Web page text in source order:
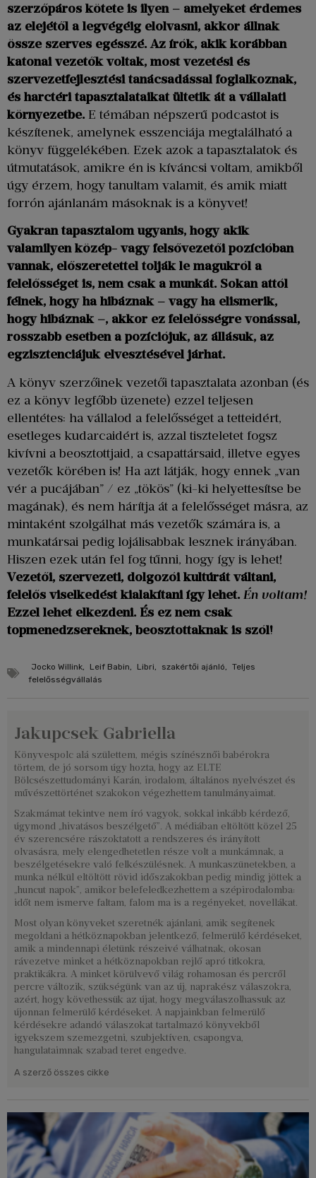
szerzőpáros kötete is ilyen – amelyeket érdemes
az elejétől a legvégéig elolvasni, akkor állnak
össze szerves egésszé. Az írók, akik korábban
katonai vezetők voltak, most vezetési és
szervezetfejlesztési tanácsadással foglalkoznak,
és harctéri tapasztalataikat ültetik át a vállalati
környezetbe. E témában népszerű podcastot is
készítenek, amelynek esszenciája megtalálható a
könyv függelékében. Ezek azok a tapasztalatok és
útmutatások, amikre én is kíváncsi voltam, amikből
úgy érzem, hogy tanultam valamit, és amik miatt
forrón ajánlanám másoknak is a könyvet!
Gyakran tapasztalom ugyanis, hogy akik
valamilyen közép- vagy felsővezetői pozícióban
vannak, előszeretettel tolják le magukról a
felelősséget is, nem csak a munkát. Sokan attól
félnek, hogy ha hibáznak – vagy ha elismerik,
hogy hibáznak –, akkor ez felelősségre vonással,
rosszabb esetben a pozíciójuk, az állásuk, az
egzisztenciájuk elvesztésével járhat.
A könyv szerzőinek vezetői tapasztalata azonban (és
ez a könyv legfőbb üzenete) ezzel teljesen
ellentétes: ha vállalod a felelősséget a tetteidért,
esetleges kudarcaidért is, azzal tiszteletet fogsz
kivívni a beosztottjaid, a csapattársaid, illetve egyes
vezetők körében is! Ha azt látják, hogy ennek „van
vér a pucájában” / ez „tökös” (ki-ki helyettesítse be
magának), és nem hárítja át a felelősséget másra, az
mintaként szolgálhat más vezetők számára is, a
munkatársai pedig lojálisabbak lesznek irányában.
Hiszen ezek után fel fog tűnni, hogy így is lehet!
Vezetői, szervezeti, dolgozói kultúrát váltani,
felelős viselkedést kialakítani így lehet. Én voltam!
Ezzel lehet elkezdeni. És ez nem csak
topmenedzsereknek, beosztottaknak is szól!
Jocko Willink, Leif Babin, Libri, szakértői ajánló, Teljes
felelősségvállalás
Jakupcsek Gabriella
Könyvespolc alá születtem, mégis színésznői babérokra
törtem, de jó sorsom úgy hozta, hogy az ELTE
Bölcsészettudományi Karán, irodalom, általános nyelvészet és
művészettörténet szakokon végezhettem tanulmányaimat.
Szakmámat tekintve nem író vagyok, sokkal inkább kérdező,
úgymond „hivatásos beszélgető”. A médiában eltöltött közel 25
év szerencsére rászoktatott a rendszeres és irányított
olvasásra, mely elengedhetetlen része volt a munkámnak, a
beszélgetésekre való felkészülésnek. A munkaszünetekben, a
munka nélkül eltöltött rövid időszakokban pedig mindig jöttek a
„huncut napok”, amikor belefeledkezhettem a szépirodalomba:
időt nem ismerve faltam, falom ma is a regényeket, novellákat.
Most olyan könyveket szeretnék ajánlani, amik segítenek
megoldani a hétköznapokban jelentkező, felmerülő kérdéseket,
amik a mindennapi életünk részeivé válhatnak, okosan
rávezetve minket a hétköznapokban rejlő apró titkokra,
praktikákra. A minket körülvevő világ rohamosan és percről
percre változik, szükségünk van az új, naprakész válaszokra,
azért, hogy követhessük az újat, hogy megválaszolhassuk az
újonnan felmerülő kérdéseket. A napjainkban felmerülő
kérdésekre adandó válaszokat tartalmazó könyvekből
igyekszem szemezgetni, szubjektíven, csapongva,
hangulataimnak szabad teret engedve.
A szerző összes cikke